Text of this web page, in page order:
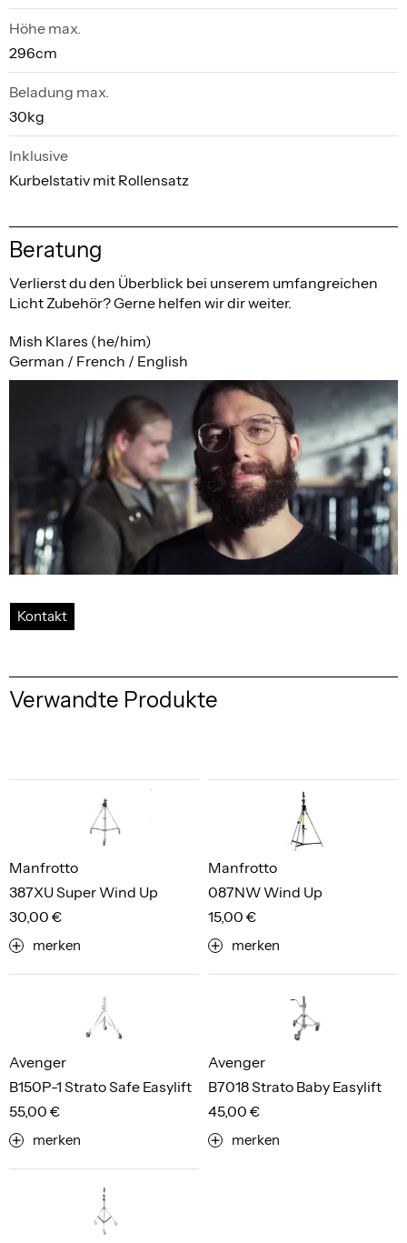
Höhe max.
296cm
Beladung max.
30kg
Inklusive
Kurbelstativ mit Rollensatz
Beratung
Verlierst du den Überblick bei unserem umfangreichen
Licht Zubehör? Gerne helfen wir dir weiter.
Mish Klares (he/him)
German / French / English
Kontakt
Verwandte Produkte
387XU Super Wind Up
Manfrotto
30,00 €
merken
087NW Wind Up
Manfrotto
15,00 €
merken
B150P-1 Strato Safe Easylift
Avenger
55,00 €
merken
B7018 Strato Baby Easylift
Avenger
45,00 €
merken